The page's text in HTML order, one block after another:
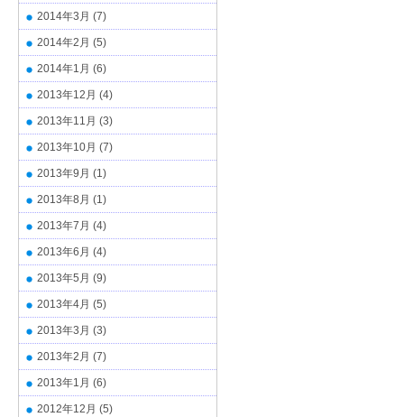
2014年3月 (7)
2014年2月 (5)
2014年1月 (6)
2013年12月 (4)
2013年11月 (3)
2013年10月 (7)
2013年9月 (1)
2013年8月 (1)
2013年7月 (4)
2013年6月 (4)
2013年5月 (9)
2013年4月 (5)
2013年3月 (3)
2013年2月 (7)
2013年1月 (6)
2012年12月 (5)